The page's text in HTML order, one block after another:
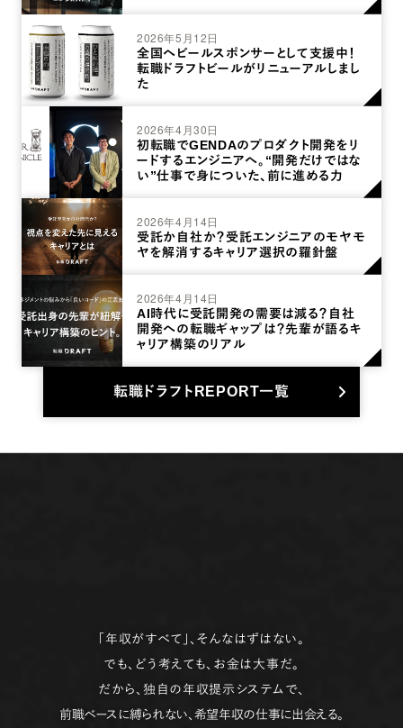
2026年5月12日
全国へビールスポンサーとして支援中！
転職ドラフトビールがリニューアルしまし
た
2026年4月30日
初転職でGENDAのプロダクト開発をリ
ードするエンジニアへ。“開発だけではな
い”仕事で身についた、前に進める力
2026年4月14日
受託か自社か？受託エンジニアのモヤモ
ヤを解消するキャリア選択の羅針盤
2026年4月14日
AI時代に受託開発の需要は減る？自社
開発への転職ギャップは？先輩が語るキ
ャリア構築のリアル
転職ドラフトREPORT一覧
「年収がすべて」、そんなはずはない。
でも、どう考えても、お金は大事だ。
だから、独自の年収提示システムで、
前職ベースに縛られない、希望年収の仕事に出会える。